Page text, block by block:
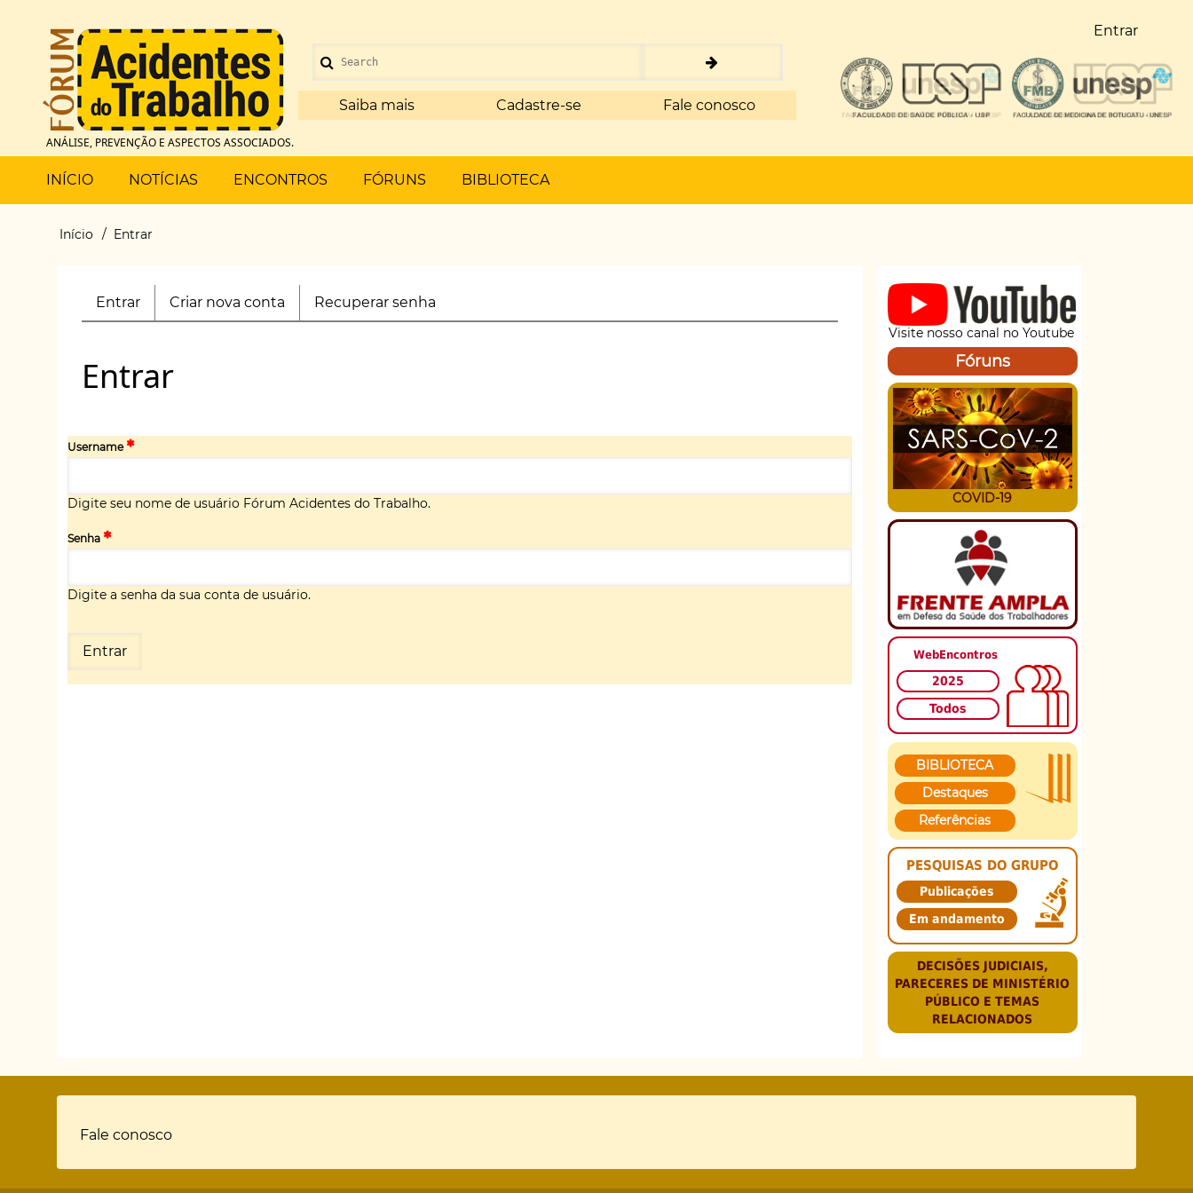
conteúdo
principal
ANÁLISE, PREVENÇÃO E ASPECTOS ASSOCIADOS.
Menu
de
conta
de
usuário
Entrar
Saiba mais Cadastre-se Fale conosco
Main
menu
INÍCIO NOTÍCIAS ENCONTROS FÓRUNS BIBLIOTECA
Trilha
navegação
Início Entrar
Primary
Entrar (aba
ativa)
Criar nova conta Recuperar senha
Entrar
Username
Digite seu nome de usuário Fórum Acidentes do Trabalho.
Senha
Digite a senha da sua conta de usuário.
Visite nosso canal no Youtube
Fóruns
COVID-19
WebEncontros
2025
Todos
BIBLIOTECA
Destaques
Referências
PESQUISAS DO GRUPO
Publicações
Em andamento
DECISÕES JUDICIAIS,
PARECERES DE MINISTÉRIO
PÚBLICO E TEMAS
RELACIONADOS
Rodapé
Fale conosco